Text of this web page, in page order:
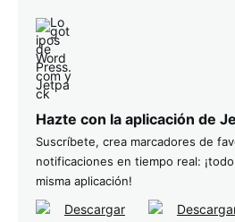
Hazte con la aplicación de
Suscríbete, crea marcadores de
notificaciones en tiempo real:
misma aplicación!